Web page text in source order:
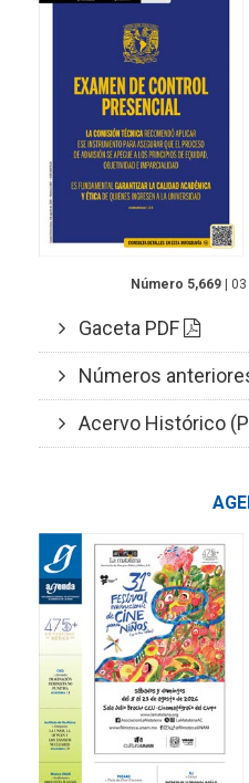
Número 5,669 |
Gaceta PDF
Números
Acervo Histórico